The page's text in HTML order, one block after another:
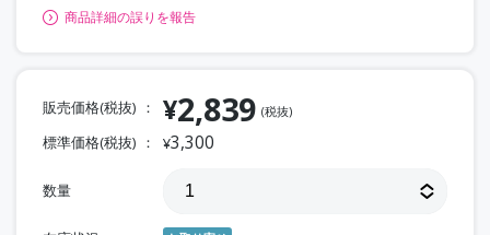
商品詳細の誤りを報告
販売価格(税抜) ¥2,839 (税抜)
標準価格(税抜) ¥3,300
数量